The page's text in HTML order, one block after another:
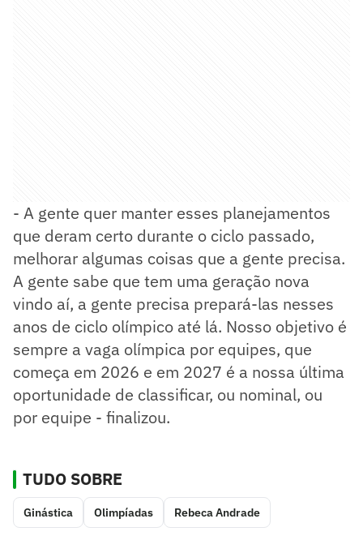
- A gente quer manter esses planejamentos
que deram certo durante o ciclo passado,
melhorar algumas coisas que a gente precisa.
A gente sabe que tem uma geração nova
vindo aí, a gente precisa prepará-las nesses
anos de ciclo olímpico até lá. Nosso objetivo é
sempre a vaga olímpica por equipes, que
começa em 2026 e em 2027 é a nossa última
oportunidade de classificar, ou nominal, ou
por equipe - finalizou.
TUDO SOBRE
Ginástica Olimpíadas Rebeca Andrade